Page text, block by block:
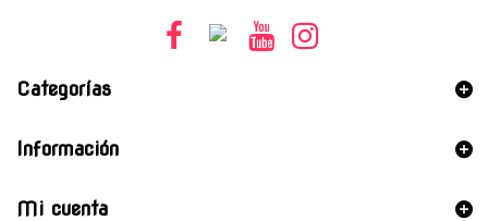
Categorías
Información
Mi cuenta